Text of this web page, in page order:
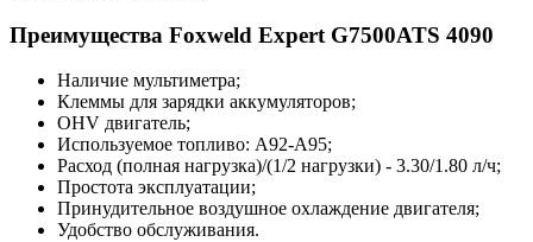
Преимущества Foxweld Expert G7500ATS 4090
Наличие мультиметра;
Клеммы для зарядки аккумуляторов;
OHV двигатель;
Используемое топливо: А92-А95;
Расход (полная нагрузка)/(1/2 нагрузки) - 3.30/1.80 л/ч;
Простота эксплуатации;
Принудительное воздушное охлаждение двигателя;
Удобство обслуживания.